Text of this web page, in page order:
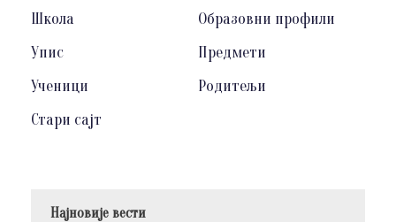
Школа
Образовни профили
Упис
Предмети
Ученици
Родитељи
Стари сајт
Најновије вести